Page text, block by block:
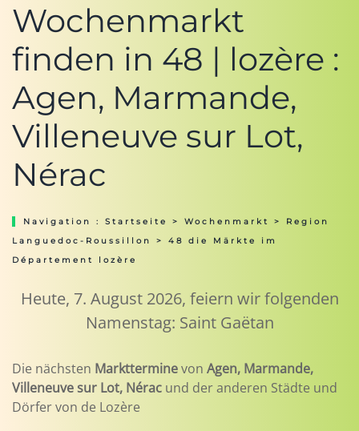
Wochenmarkt
finden in 48 | lozère :
Agen, Marmande,
Villeneuve sur Lot,
Nérac
Navigation : Startseite > Wochenmarkt > Region
Languedoc-Roussillon
> 48 die Märkte im
Département lozère
Heute, 7. August 2026, feiern wir folgenden
Namenstag: Saint Gaëtan
Die nächsten Marktterminevon Agen, Marmande,
Villeneuve sur Lot, Nérac und der anderen Städte und
Dörfer von de Lozère